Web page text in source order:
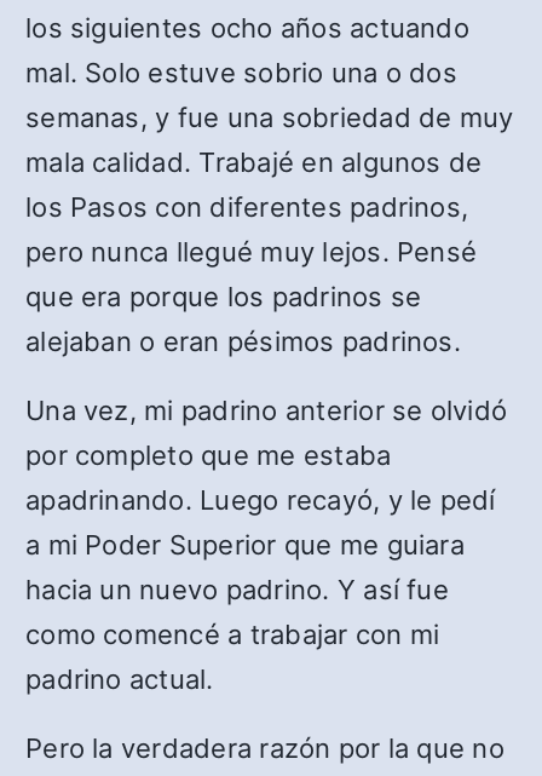
los siguientes ocho años actuando
mal. Solo estuve sobrio una o dos
semanas, y fue una sobriedad de muy
mala calidad. Trabajé en algunos de
los Pasos con diferentes padrinos,
pero nunca llegué muy lejos. Pensé
que era porque los padrinos se
alejaban o eran pésimos padrinos.
Una vez, mi padrino anterior se olvidó
por completo que me estaba
apadrinando. Luego recayó, y le pedí
a mi Poder Superior que me guiara
hacia un nuevo padrino. Y así fue
como comencé a trabajar con mi
padrino actual.
Pero la verdadera razón por la que no